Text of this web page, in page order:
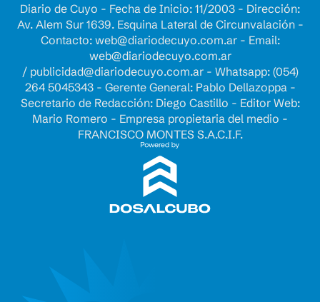
Diario de Cuyo - Fecha de Inicio: 11/2003 - Dirección:
Av. Alem Sur 1639. Esquina Lateral de Circunvalación -
Contacto: web@diariodecuyo.com.ar- Email:
web@diariodecuyo.com.ar
/ publicidad@diariodecuyo.com.ar- Whatsapp: (054)
264 5045343 - Gerente General: Pablo Dellazoppa -
Secretario de Redacción: Diego Castillo - Editor Web:
Mario Romero - Empresa propietaria del medio -
FRANCISCO MONTES S.A.C.I.F.